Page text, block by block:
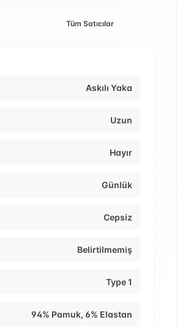
Tüm Satıcılar
Askılı Yaka
Uzun
Hayır
Günlük
Cepsiz
Belirtilmemiş
Type 1
94% Pamuk, 6% Elastan